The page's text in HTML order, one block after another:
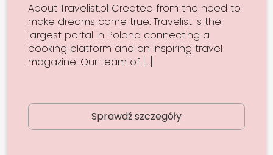
About Travelist.pl Created from the need to
make dreams come true. Travelist is the
largest portal in Poland connecting a
booking platform and an inspiring travel
magazine. Our team of […]
Sprawdź szczegóły